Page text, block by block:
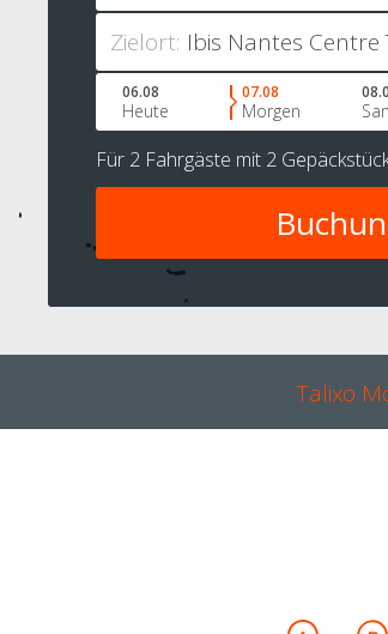
Zielort:
06.08
Heute
07.08
Morgen
Für 2 Fahrgäste mit 2
Talixo